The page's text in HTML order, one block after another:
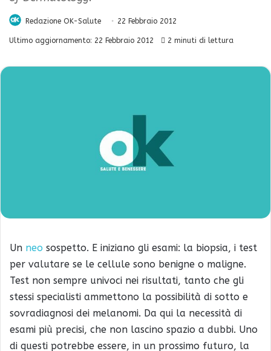
Redazione OK-Salute 22 Febbraio 2012
Ultimo aggiornamento: 22 Febbraio 2012 2 minuti di lettura
Un neo sospetto. E iniziano gli esami: la biopsia, i test
per valutare se le cellule sono benigne o maligne.
Test non sempre univoci nei risultati, tanto che gli
stessi specialisti ammettono la possibilità di sotto e
sovradiagnosi dei melanomi. Da qui la necessità di
esami più precisi, che non lascino spazio a dubbi. Uno
di questi potrebbe essere, in un prossimo futuro, la